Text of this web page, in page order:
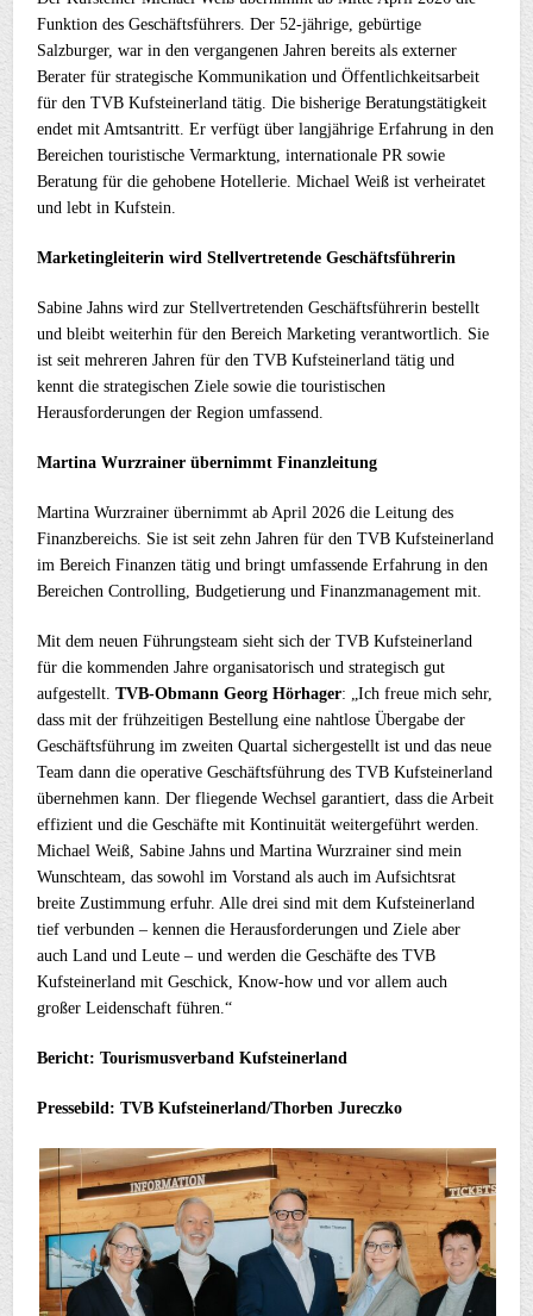
Funktion des Geschäftsführers. Der 52-jährige, gebürtige
Salzburger, war in den vergangenen Jahren bereits als externer
Berater für strategische Kommunikation und Öffentlichkeitsarbeit
für den TVB Kufsteinerland tätig. Die bisherige Beratungstätigkeit
endet mit Amtsantritt. Er verfügt über langjährige Erfahrung in den
Bereichen touristische Vermarktung, internationale PR sowie
Beratung für die gehobene Hotellerie. Michael Weiß ist verheiratet
und lebt in Kufstein.
Marketingleiterin wird Stellvertretende Geschäftsführerin
Sabine Jahns wird zur Stellvertretenden Geschäftsführerin bestellt
und bleibt weiterhin für den Bereich Marketing verantwortlich. Sie
ist seit mehreren Jahren für den TVB Kufsteinerland tätig und
kennt die strategischen Ziele sowie die touristischen
Herausforderungen der Region umfassend.
Martina Wurzrainer übernimmt Finanzleitung
Martina Wurzrainer übernimmt ab April 2026 die Leitung des
Finanzbereichs. Sie ist seit zehn Jahren für den TVB Kufsteinerland
im Bereich Finanzen tätig und bringt umfassende Erfahrung in den
Bereichen Controlling, Budgetierung und Finanzmanagement mit.
Mit dem neuen Führungsteam sieht sich der TVB Kufsteinerland
für die kommenden Jahre organisatorisch und strategisch gut
aufgestellt.TVB-Obmann Georg Hörhager: „Ich freue mich sehr,
dass mit der frühzeitigen Bestellung eine nahtlose Übergabe der
Geschäftsführung im zweiten Quartal sichergestellt ist und das neue
Team dann die operative Geschäftsführung des TVB Kufsteinerland
übernehmen kann. Der fliegende Wechsel garantiert, dass die Arbeit
effizient und die Geschäfte mit Kontinuität weitergeführt werden.
Michael Weiß, Sabine Jahns und Martina Wurzrainer sind mein
Wunschteam, das sowohl im Vorstand als auch im Aufsichtsrat
breite Zustimmung erfuhr. Alle drei sind mit dem Kufsteinerland
tief verbunden – kennen die Herausforderungen und Ziele aber
auch Land und Leute – und werden die Geschäfte des TVB
Kufsteinerland mit Geschick, Know-how und vor allem auch
großer Leidenschaft führen.“
Bericht: Tourismusverband Kufsteinerland
Pressebild: TVB Kufsteinerland/Thorben Jureczko